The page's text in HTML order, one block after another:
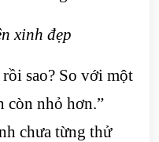
xinh đẹp
sao? So với một
còn nhỏ hơn.”
chưa từng thử